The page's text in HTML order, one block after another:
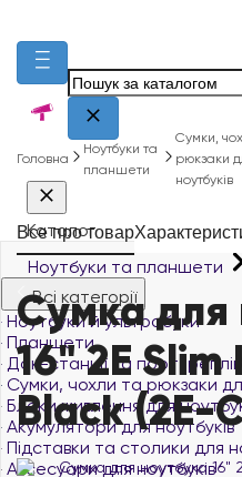
Каталог
Ноутбуки та планшети
Всі категорії
Ноутбуки й ультрабуки
Планшети
Док-станції та порт-
Сумки, чохли та рюкзаки
Блоки живлення для
Акумулятори для ноутбуків
Підставки та столики для
Аксесуари для ноутбуків
Головна
Ноутбуки та
планшети
Сумки,
рюкзаки
ноутбуків
Все про товар
Сумка для
16" 2E
Black (2E-